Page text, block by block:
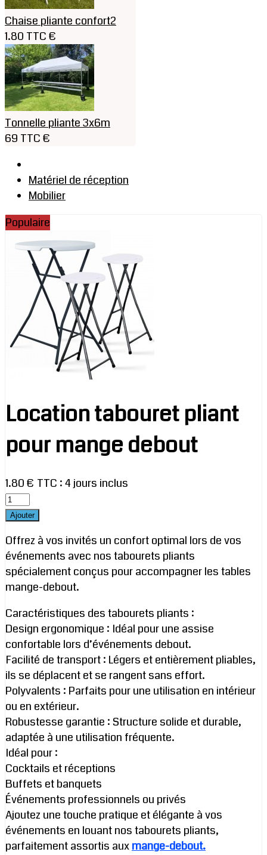
Chaise pliante confort2
1.80 TTC €
Tonnelle pliante 3x6m
69 TTC €
Matériel de réception
Mobilier
Populaire
Location tabouret pliant
pour mange debout
1.80 € TTC :4 jours inclus
Offrez à vos invités un confort optimal lors de vos
événements avec nos tabourets pliants
spécialement conçus pour accompagner les tables
mange-debout.
Caractéristiques des tabourets pliants :
Design ergonomique : Idéal pour une assise
confortable lors d’événements debout.
Facilité de transport : Légers et entièrement pliables,
ils se déplacent et se rangent sans effort.
Polyvalents : Parfaits pour une utilisation en intérieur
ou en extérieur.
Robustesse garantie : Structure solide et durable,
adaptée à une utilisation fréquente.
Idéal pour :
Cocktails et réceptions
Buffets et banquets
Événements professionnels ou privés
Ajoutez une touche pratique et élégante à vos
événements en louant nos tabourets pliants,
parfaitement assortis auxmange-debout.